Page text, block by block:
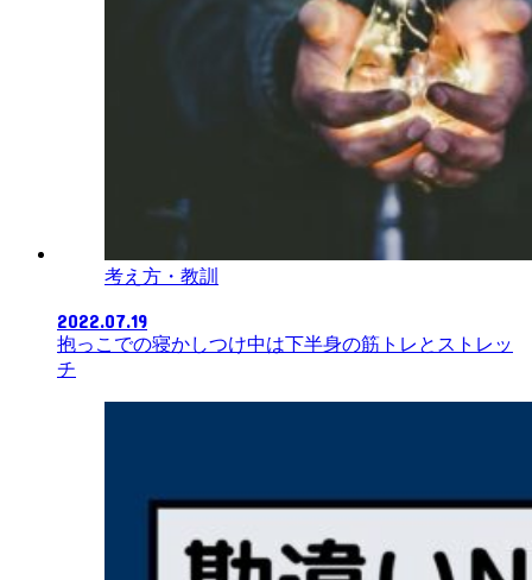
考え方・教訓
2022.07.19
抱っこでの寝かしつけ中は下半身の筋トレとストレッ
チ